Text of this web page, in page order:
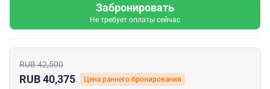
Забронировать
Не требует оплаты сейчас
RUB 42,500
RUB 40,375 Цена раннего бронирования